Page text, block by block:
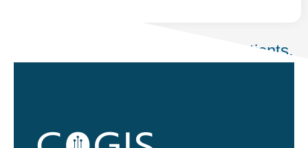
Digitalisez le parcours de vos patients,
n'aura jamais été aussi simple !